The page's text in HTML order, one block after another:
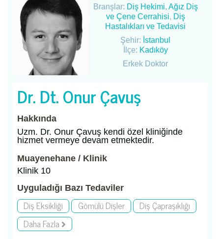
Branşlar: Diş Hekimi, Ağız Diş
ve Çene Cerrahisi, Diş
Hastalıkları ve Tedavisi
Şehir: İstanbul
İlçe: Kadıköy
Erkek Doktor
Dr. Dt. Onur Çavuş
Hakkında
Uzm. Dr. Onur Çavuş kendi özel kliniğinde
hizmet vermeye devam etmektedir.
Muayenehane / Klinik
Klinik 10
Uyguladığı Bazı Tedaviler
Diş Eksikliği Gömülü Dişler
Diş Çapraşıklığı
Daha Fazla